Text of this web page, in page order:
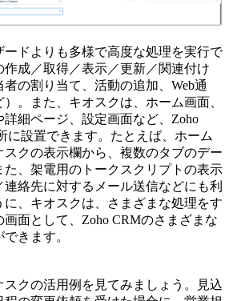
ードよりも多様で高度な処理を実行で
作成／取得／表示／更新／関連付け
の割り当て、活動の追加、Web通
。また、キオスクは、ホーム画面、
細ページ、設定画面など、Zoho
に設置できます。たとえば、ホーム
クの表示欄から、複数のタブのデー
た、架電用のトークスクリプトの表示
絡先に対するメール送信などにも利
に、キオスクは、さまざまな処理をす
面として、Zoho CRMのさまざまな
きます。
クの活用例を見てみましょう。見込